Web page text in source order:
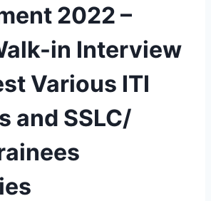
2022 –
in Interview
Various ITI
and SSLC/